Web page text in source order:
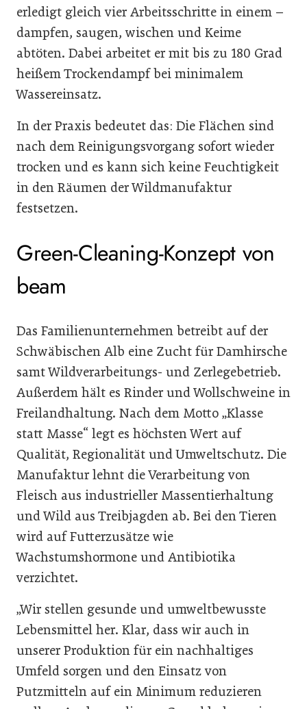
erledigt gleich vier Arbeitsschritte in einem –
dampfen, saugen, wischen und Keime
abtöten. Dabei arbeitet er mit bis zu 180 Grad
heißem Trockendampf bei minimalem
Wassereinsatz.
In der Praxis bedeutet das: Die Flächen sind
nach dem Reinigungsvorgang sofort wieder
trocken und es kann sich keine Feuchtigkeit
in den Räumen der Wildmanufaktur
festsetzen.
Green-Cleaning-Konzept von
beam
Das Familienunternehmen betreibt auf der
Schwäbischen Alb eine Zucht für Damhirsche
samt Wildverarbeitungs- und Zerlegebetrieb.
Außerdem hält es Rinder und Wollschweine in
Freilandhaltung. Nach dem Motto „Klasse
statt Masse“ legt es höchsten Wert auf
Qualität, Regionalität und Umweltschutz. Die
Manufaktur lehnt die Verarbeitung von
Fleisch aus industrieller Massentierhaltung
und Wild aus Treibjagden ab. Bei den Tieren
wird auf Futterzusätze wie
Wachstumshormone und Antibiotika
verzichtet.
„Wir stellen gesunde und umweltbewusste
Lebensmittel her. Klar, dass wir auch in
unserer Produktion für ein nachhaltiges
Umfeld sorgen und den Einsatz von
Putzmitteln auf ein Minimum reduzieren